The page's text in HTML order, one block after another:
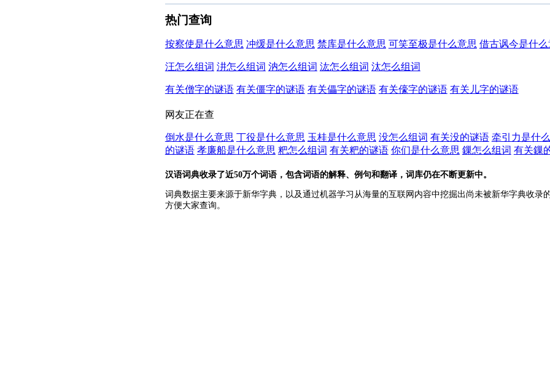
热门查询
按察使是什么意思 冲缓是什么意思 禁库是什么意思 可笑至极是什么意思 借古讽今是什
汪怎么组词 汫怎么组词 汭怎么组词 汯怎么组词 汰怎么组词
有关僧字的谜语 有关僵字的谜语 有关儡字的谜语 有关儫字的谜语 有关儿字的谜语
网友正在查
倒水是什么意思 丁役是什么意思 玉桂是什么意思 没怎么组词 有关没的谜语 牵引力是什
的谜语 孝廉船是什么意思 粑怎么组词 有关粑的谜语 你们是什么意思 鏁怎么组词 有关鏁
汉语词典收录了近50万个词语，包含词语的解释、例句和翻译，词库仍在不断更新中。
词典数据主要来源于新华字典，以及通过机器学习从海量的互联网内容中挖掘出尚未被新华字典收录
方便大家查询。